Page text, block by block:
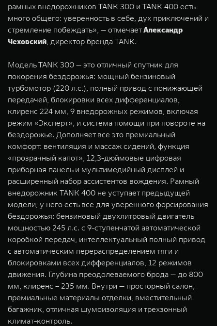
рамных внедорожников TANK 300 и TANK 400 есть
много общего: уверенность в себе, дух приключений и
стремление побеждать», — отмечаетАлександр
Чеховский, директор бренда TANK.
Модель TANK 300 — это отличный спутник для
покорения бездорожья: мощный бензиновый
турбомотор (220 л.с.), полный привод с понижающей
передачей, блокировки всех дифференциалов,
клиренс 224 мм, 9 внедорожных режимов, включая
режим «Эксперт», и система помощи при повороте на
бездорожье. Дополняет все это премиальный
комфорт: вентиляция и массаж сидений, функция
«прозрачный капот», 12,3-дюймовые цифровая
приборная панель и мультимедийный дисплей и
расширенный набор ассистентов вождения. Рамный
внедорожник TANK 400 не уступает предыдущей
модели, у него есть все для уверенного форсирования
бездорожья: бензиновый двухлитровый двигатель
мощностью 245 л.с. с 9-ступенчатой автоматической
коробкой передач, интеллектуальный полный привод
с автоматическим перераспределением тяги и
блокировками всех дифференциалов, 12 режимов
движения. Глубина преодолеваемого брода — до 800
мм, клиренс – 235 мм. Внутри — просторный салон,
премиальные материалы отделки, вместительный
багажник, отличная шумоизоляция и трехзонный
климат-контроль.